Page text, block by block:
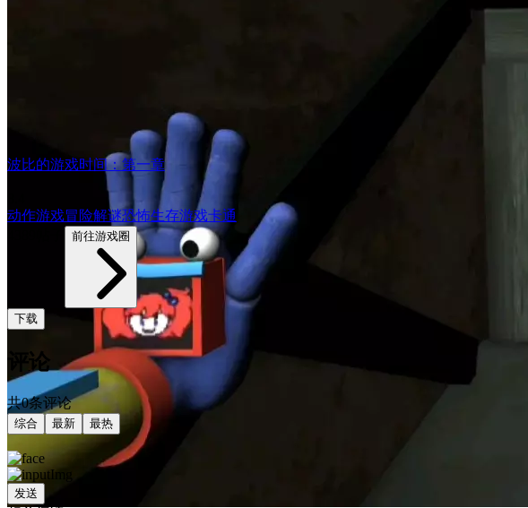
波比的游戏时间：第一章
动作游戏冒险解谜恐怖生存游戏卡通
前往游戏圈
下载
评论
共0条评论
综合 最新 最热
发送